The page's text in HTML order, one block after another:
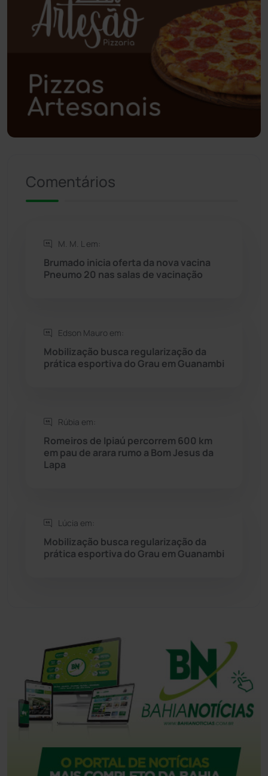
Planalto (59)
Poções (182)
Polícia Civil (57)
Polícia Militar (27)
Política (03)
Riacho de Santana
Rio de Contas
Rio do Antônio
Saúde
Seabra (50)
Sítio do Mato
Sudoeste Baiano
Comentários
M. M. L em:
Brumado inicia oferta da nova vacina
Pneumo 20 nas salas de vacinação
Edson Mauro em:
Mobilização busca regularização da
prática esportiva do Grau em Guanambi
Rúbia em:
Romeiros de Ipiaú percorrem 600 km
em pau de arara rumo a Bom Jesus da
Lapa
Lúcia em:
Mobilização busca regularização da
prática esportiva do Grau em Guanambi